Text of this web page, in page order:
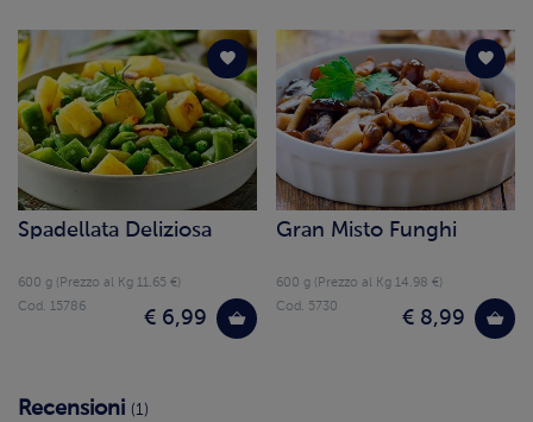
Spadellata Deliziosa
600 g (Prezzo al Kg 11.65 €)
€ 6,99
Cod. 15786
Gran Misto Funghi
600 g (Prezzo al Kg 14.98 €)
€ 8,99
Cod. 5730
Recensioni (1)